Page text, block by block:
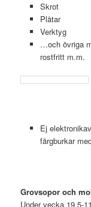
Skrot
Plåtar
Verktyg
…och övriga
rostfritt m.m.
Ej
färgburkar
Grovsopor och
Under vecka 19 5-